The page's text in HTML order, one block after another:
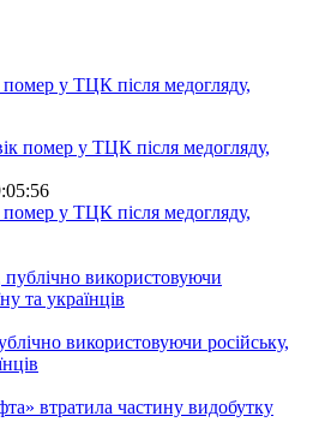
у ТЦК після медогляду,
у ТЦК після медогляду,
використовуючи російську,